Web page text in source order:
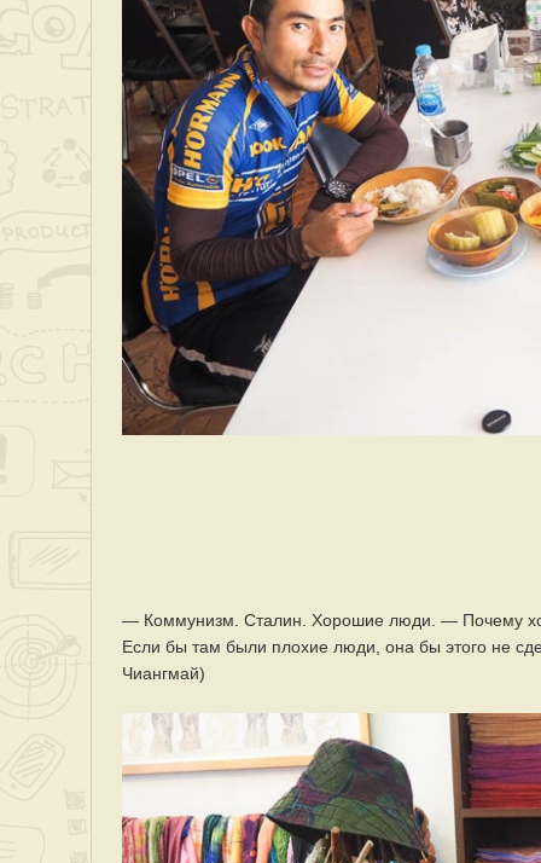
— Коммунизм. Сталин. Хорошие люди. — Почему
Если бы там были плохие люди, она бы этого не
Чиангмай)